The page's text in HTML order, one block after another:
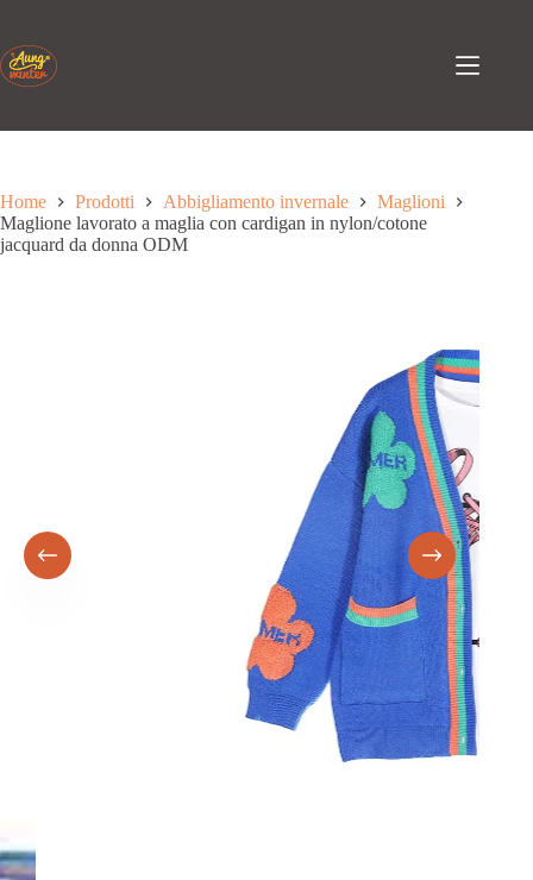
contenuto
Home Prodotti Abbigliamento invernale
Maglioni
Maglione lavorato a maglia con cardigan in nylon/cotone
jacquard da donna ODM